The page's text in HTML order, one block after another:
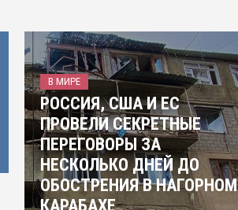
В МИРЕ
РОССИЯ, США И ЕС
ПРОВЕЛИ СЕКРЕТНЫЕ
ПЕРЕГОВОРЫ ЗА
НЕСКОЛЬКО ДНЕЙ ДО
ОБОСТРЕНИЯ В НАГОРНОМ
КАРАБАХЕ